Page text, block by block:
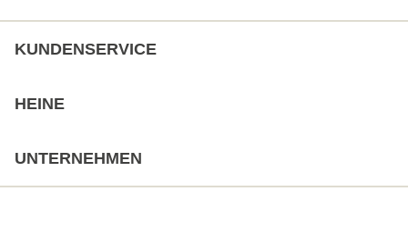
KUNDENSERVICE
HEINE
UNTERNEHMEN